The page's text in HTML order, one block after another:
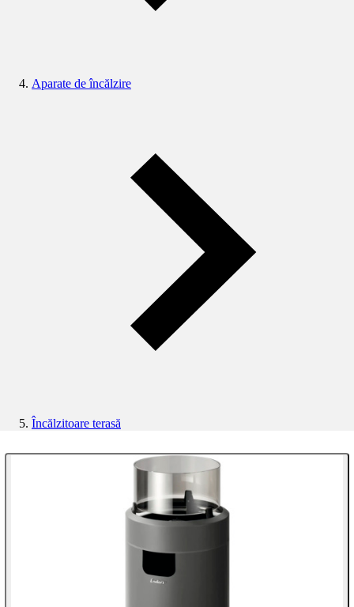
Aparate de încălzire
Încălzitoare terasă